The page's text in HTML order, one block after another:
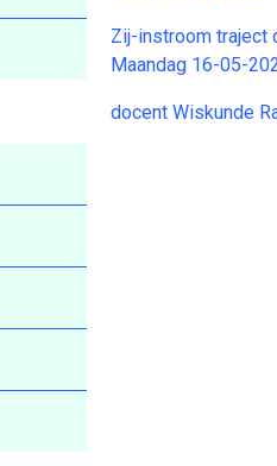
Zij-instroom traject
Maandag 16-05-
docent Wiskunde